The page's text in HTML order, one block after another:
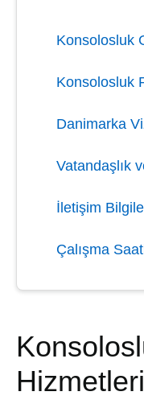
Konsolosluk
Konsolosluk
Danimarka
Vatandaşlık
İletişim
Çalışma
Hizmetleri